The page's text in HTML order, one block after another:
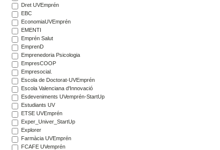
Dret UVEmprén
EBC
EconomiaUVEmprén
EMENTI
Emprén Salut
EmprenD
Emprenedoria Psicologia
EmpresCOOP
Empresocial.
Escola de Doctorat-UVEmprén
Escola Valenciana d'Innovació
Esdeveniments UVemprén-StartUp
Estudiants UV
ETSE UVEmprén
Exper_Univer_StartUp
Explorer
Farmàcia UVEmprén
FCAFE UVemprén